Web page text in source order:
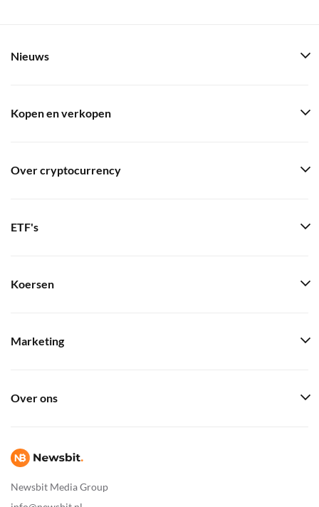
Newsbit Media Group
Nieuws
Kopen en verkopen
Over cryptocurrency
ETF's
Koersen
Marketing
Over ons